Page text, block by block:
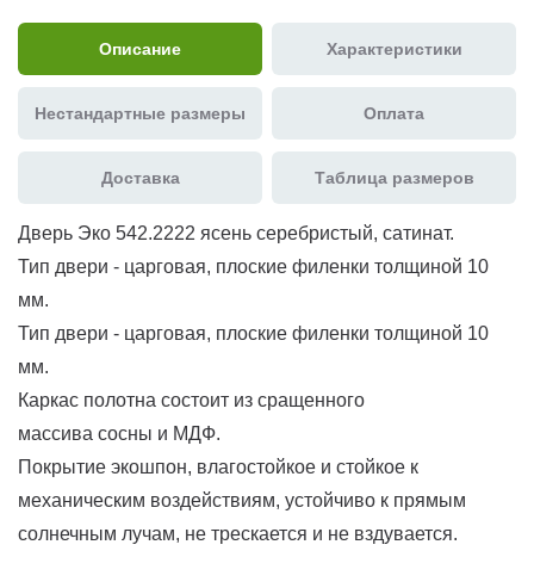
Описание Характеристики
Нестандартные размеры Оплата
Доставка Таблица размеров
Дверь Эко 542.2222 ясень серебристый, сатинат.
Тип двери - царговая, плоские филенки толщиной 10
мм.
Тип двери - царговая, плоские филенки толщиной 10
мм.
Каркас полотна состоит из сращенного
массива сосны и МДФ.
Покрытие экошпон, влагостойкое и стойкое к
механическим воздействиям, устойчиво к прямым
солнечным лучам, не трескается и не вздувается.